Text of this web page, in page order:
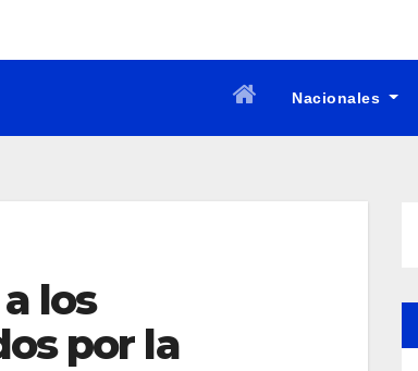
Nacionales
los
por la